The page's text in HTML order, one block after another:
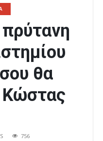
θα
Κώστας
756